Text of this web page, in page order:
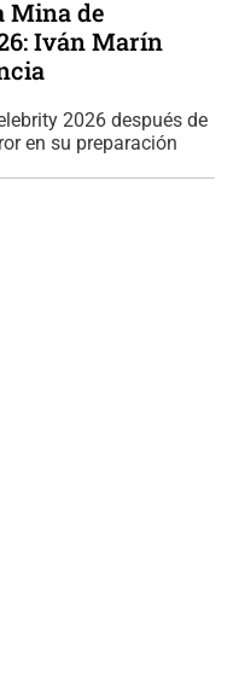
Mina de
Iván Marín
2026 después de
en su preparación